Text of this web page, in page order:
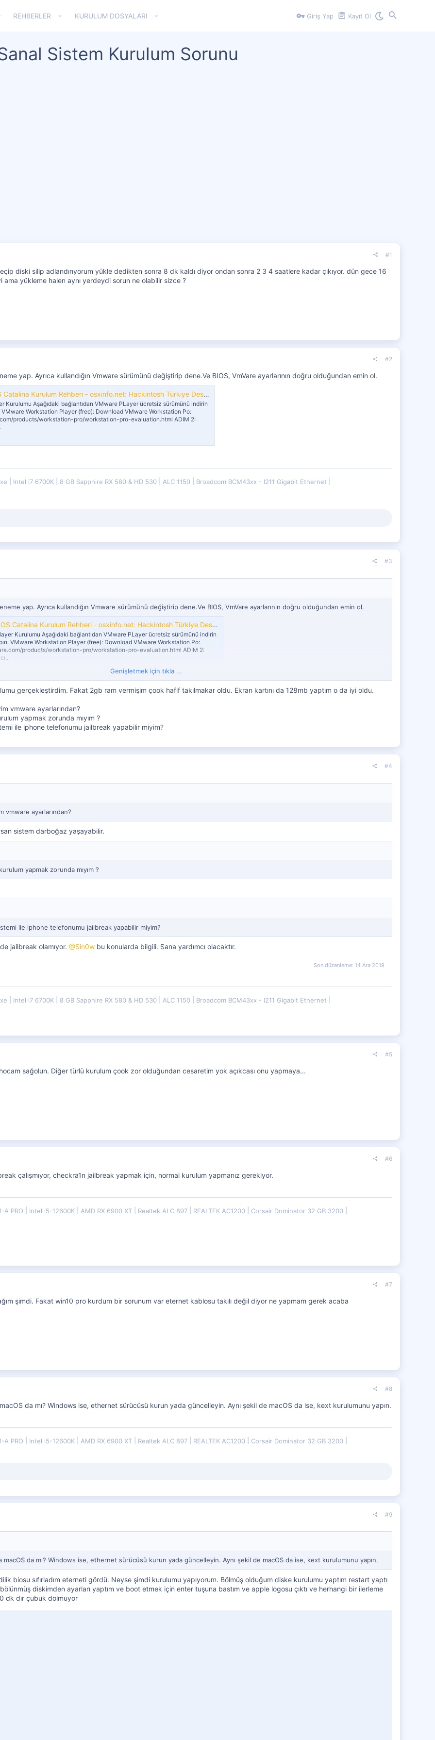
REHBERLER KURULUM DOSYALARI Giriş Yap Kayıt Ol
Sistem Kurulum Sorunu
#1
diski silip adlandırıyorum yükle dedikten sonra 8 dk kaldı diyor ondan sonra 2 3 4 saatlere kadar çıkıyor. dün gece 16
ama yükleme halen aynı yerdeydi sorun ne olabilir sizce ?
#2
yap. Ayrıca kullandığın Vmware sürümünü değiştirip dene.Ve BIOS, VmVare ayarlarının doğru olduğundan emin ol.
Kurulum Rehberi - osxinfo.net: Hackintosh Türkiye Destek Platformu
Kurulumu Aşağıdaki bağlantıdan VMware PLayer ücretsiz sürümünü indirin
VMware Workstation Player (free): Download VMware Workstation Po:
products/workstation-pro/workstation-pro-evaluation.html ADIM 2:
Intel i7 6700K 8 GB Sapphire RX 580 & HD 530 ALC 1150
Broadcom BCM43xx - I211 Gigabit Ethernet
#3
yap. Ayrıca kullandığın Vmware sürümünü değiştirip dene.Ve BIOS, VmVare ayarlarının doğru olduğundan emin ol.
Catalina Kurulum Rehberi - osxinfo.net: Hackintosh Türkiye Destek Platformu
Kurulumu Aşağıdaki bağlantıdan VMware PLayer ücretsiz sürümünü indirin
VMware Workstation Player (free): Download VMware Workstation Po:
products/workstation-pro/workstation-pro-evaluation.html ADIM 2:
Genişletmek için tıkla ...
gerçekleştirdim. Fakat 2gb ram vermişim çook hafif takılmakar oldu. Ekran kartını da 128mb yaptım o da iyi oldu.
vmware ayarlarından?
yapmak zorunda mıyım ?
ile iphone telefonumu jailbreak yapabilir miyim?
#4
vmware ayarlarından?
sistem darboğaz yaşayabilir.
yapmak zorunda mıyım ?
ile iphone telefonumu jailbreak yapabilir miyim?
jailbreak olamıyor. @Sin0w bu konularda bilgili. Sana yardımcı olacaktır.
Son düzenleme: 14 Ara 2019
Intel i7 6700K 8 GB Sapphire RX 580 & HD 530 ALC 1150
Broadcom BCM43xx - I211 Gigabit Ethernet
#5
sağolun. Diğer türlü kurulum çook zor olduğundan cesaretim yok açıkcası onu yapmaya...
#6
çalışmıyor, checkra1n jailbreak yapmak için, normal kurulum yapmanız gerekiyor.
A PRO Intel i5-12600K AMD RX 6900 XT Realtek ALC 897 REALTEK AC1200 Corsair Dominator 32 GB 3200
#7
şimdi. Fakat win10 pro kurdum bir sorunum var eternet kablosu takılı değil diyor ne yapmam gerek acaba
#8
da mı? Windows ise, ethernet sürücüsü kurun yada güncelleyin. Aynı şekil de macOS da ise, kext kurulumunu yapın.
A PRO Intel i5-12600K AMD RX 6900 XT Realtek ALC 897 REALTEK AC1200 Corsair Dominator 32 GB 3200
#9
macOS da mı? Windows ise, ethernet sürücüsü kurun yada güncelleyin. Aynı şekil de macOS da ise, kext kurulumunu yapın.
biosu sıfırladım eterneti gördü. Neyse şimdi kurulumu yapıyorum. Bölmüş olduğum diske kurulumu yaptım restart yaptı
diskimden ayarları yaptım ve boot etmek için enter tuşuna bastım ve apple logosu çıktı ve herhangi bir ilerleme
dk dır çubuk dolmuyor